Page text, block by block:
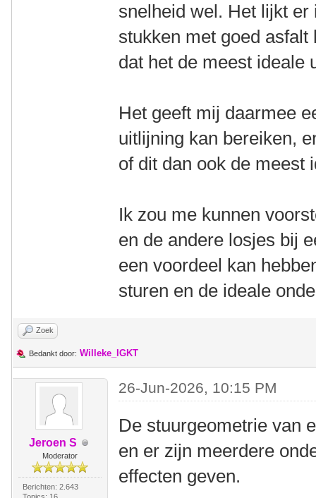
snelheid wel. Het lijkt
stukken met goed
dat het de meest ideale
Het geeft mij daarmee
uitlijning kan bereiken,
of dit dan ook de meest
Ik zou me kunnen
en de andere losjes bij
een voordeel kan
sturen en de ideale
Zoek
Bedankt door: Willeke_IGKT
Jeroen S
Moderator
Berichten: 2.643
26-Jun-2026, 10:15 PM
De stuurgeometrie van
en er zijn meerdere
effecten geven.